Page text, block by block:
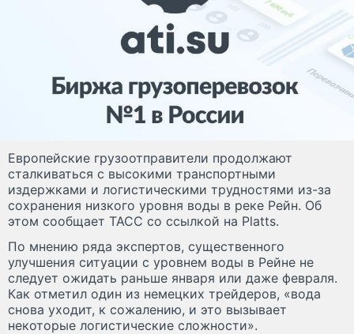
Европейские грузоотправители продолжают
сталкиваться с высокими транспортными
издержками и логистическими трудностями из-за
сохранения низкого уровня воды в реке Рейн. Об
этом сообщает ТАСС со ссылкой на Platts.
По мнению ряда экспертов, существенного
улучшения ситуации с уровнем воды в Рейне не
следует ожидать раньше января или даже февраля.
Как отметил один из немецких трейдеров, «вода
снова уходит, к сожалению, и это вызывает
некоторые логистические сложности».